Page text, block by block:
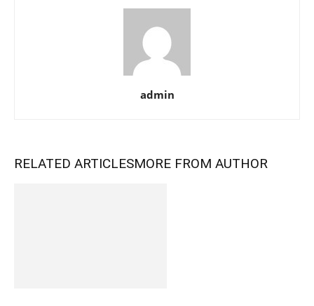
admin
RELATED ARTICLESMORE FROM AUTHOR